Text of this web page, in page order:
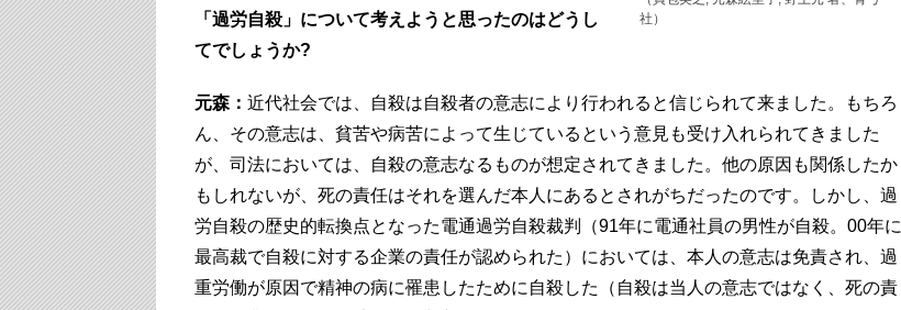
社）
「過労自殺」について考えようと思ったのはどうし
てでしょうか?
元森： 近代社会では、自殺は自殺者の意志により行われると信じられて来ました。もちろ
ん、その意志は、貧苦や病苦によって生じているという意見も受け入れられてきました
が、司法においては、自殺の意志なるものが想定されてきました。他の原因も関係したか
もしれないが、死の責任はそれを選んだ本人にあるとされがちだったのです。しかし、過
労自殺の歴史的転換点となった電通過労自殺裁判（91年に電通社員の男性が自殺。00年に
最高裁で自殺に対する企業の責任が認められた）においては、本人の意志は免責され、過
重労働が原因で精神の病に罹患したために自殺した（自殺は当人の意志ではなく、死の責